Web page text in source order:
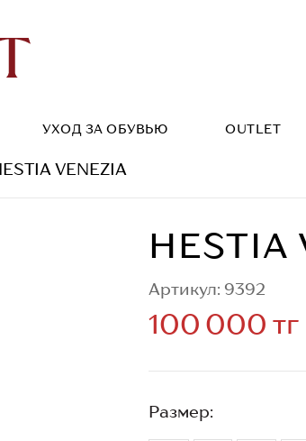
УХОД ЗА ОБУВЬЮ OUTLET
VENEZIA
HESTIA
Артикул: 9392
100 000 тг
Размер: